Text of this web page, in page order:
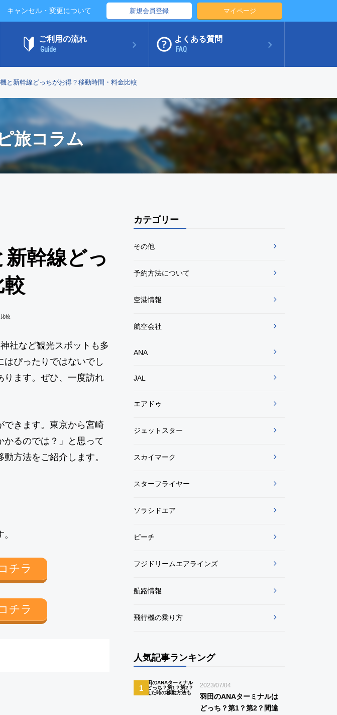
キャンセル・変更について 新規会員登録 マイページ
ご利用の流れ
Guide
よくある質問
FAQ
と新幹線どっちがお得？移動時間・料金比較
旅コラム
幹線どっ
較
社など観光スポットも多
はぴったりではないでし
ります。ぜひ、一度訪れ
できます。東京から宮崎
かるのでは？」と思って
方法をご紹介します。
チラ
チラ
カテゴリー
その他
予約方法について
空港情報
航空会社
ANA
JAL
エアドゥ
ジェットスター
スカイマーク
スターフライヤー
ソラシドエア
ピーチ
フジドリームエアラインズ
航路情報
飛行機の乗り方
人気記事ランキング
2023/07/04
羽田のANAターミナルは
どっち？第1？第2？間違